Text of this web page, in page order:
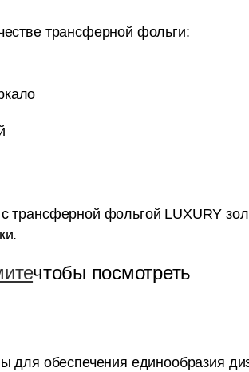
трансферной фольги:
трансферной фольгой LUXURY
чтобы посмотреть
для обеспечения единообразия